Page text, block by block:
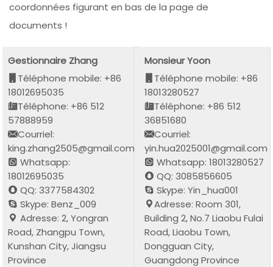
coordonnées figurant en bas de la page de
documents !
Gestionnaire Zhang
Téléphone mobile: +86
18012695035
Téléphone: +86 512
57888959
Courriel:
king.zhang2505@gmail.com
Whatsapp:
18012695035
QQ: 3377584302
Skype: Benz_009
Adresse: 2, Yongran
Road, Zhangpu Town,
Kunshan City, Jiangsu
Province
Monsieur Yoon
Téléphone mobile: +86
18013280527
Téléphone: +86 512
36851680
Courriel:
yin.hua2025001@gmail.com
Whatsapp: 18013280527
QQ: 3085856605
Skype: Yin_hua001
Adresse: Room 301,
Building 2, No.7 Liaobu Fulai
Road, Liaobu Town,
Dongguan City,
Guangdong Province